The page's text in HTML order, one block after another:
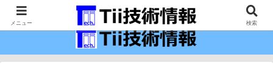
最新の科学技術の情報インフラ。
メニュー 検索